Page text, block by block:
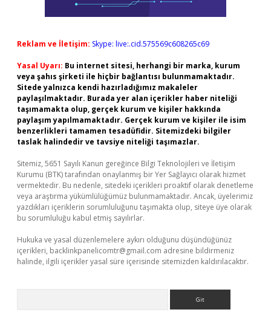
Reklam ve İletişim: Skype: live:.cid.575569c608265c69
Yasal Uyarı: Bu internet sitesi, herhangi bir marka, kurum
veya şahıs şirketi ile hiçbir bağlantısı bulunmamaktadır.
Sitede yalnızca kendi hazırladığımız makaleler
paylaşılmaktadır. Burada yer alan içerikler haber niteliği
taşımamakta olup, gerçek kurum ve kişiler hakkında
paylaşım yapılmamaktadır. Gerçek kurum ve kişiler ile isim
benzerlikleri tamamen tesadüfidir. Sitemizdeki bilgiler
taslak halindedir ve tavsiye niteliği taşımazlar.
Sitemiz, 5651 Sayılı Kanun gereğince Bilgi Teknolojileri ve İletişim
Kurumu (BTK) tarafından onaylanmış bir Yer Sağlayıcı olarak hizmet
vermektedir. Bu nedenle, sitedeki içerikleri proaktif olarak denetleme
veya araştırma yükümlülüğümüz bulunmamaktadır. Ancak, üyelerimiz
yazdıkları içeriklerin sorumluluğunu taşımakta olup, siteye üye olarak
bu sorumluluğu kabul etmiş sayılırlar.
Hukuka ve yasal düzenlemelere aykırı olduğunu düşündüğünüz
içerikleri, backlinkpanelicomtr@gmail.com adresine bildirmeniz
halinde, ilgili içerikler yasal süre içerisinde sitemizden kaldırılacaktır.